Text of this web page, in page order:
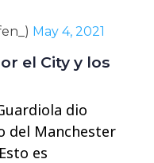
May 4, 2021
el City y los
dio
del Manchester
es